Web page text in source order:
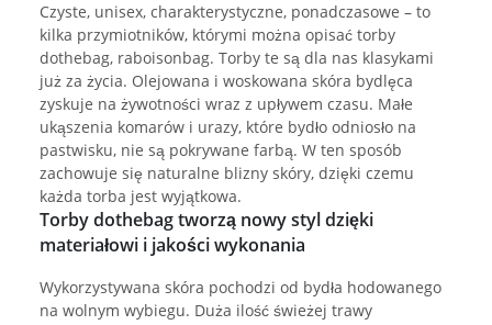
Czyste, unisex, charakterystyczne, ponadczasowe – to
kilka przymiotników, którymi można opisać torby
dothebag, raboisonbag. Torby te są dla nas klasykami
już za życia. Olejowana i woskowana skóra bydlęca
zyskuje na żywotności wraz z upływem czasu. Małe
ukąszenia komarów i urazy, które bydło odniosło na
pastwisku, nie są pokrywane farbą. W ten sposób
zachowuje się naturalne blizny skóry, dzięki czemu
każda torba jest wyjątkowa.
Torby dothebag tworzą nowy styl dzięki
materiałowi i jakości wykonania
Wykorzystywana skóra pochodzi od bydła hodowanego
na wolnym wybiegu. Duża ilość świeżej trawy